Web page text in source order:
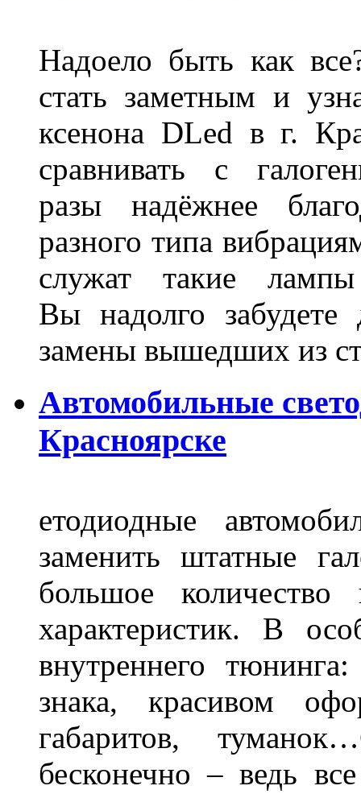
Надоело быть как
стать заметным и
ксенона DLed в г.
сравнивать с
разы надёжнее
разного типа
служат такие
Вы надолго забудете
замены вышедших из
Автомобильные
Красноярске
етодиодные
заменить штатные
большое
характеристик. В
внутреннего
знака, красивом
габаритов,
бесконечно – ведь